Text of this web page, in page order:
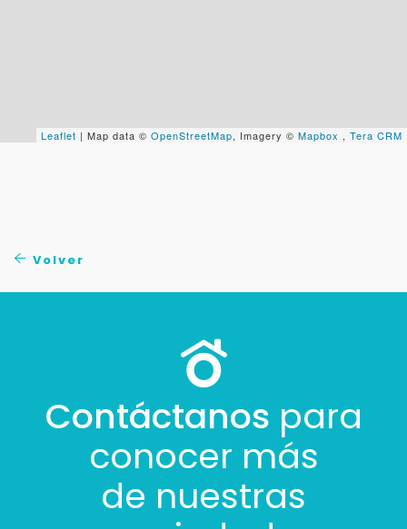
Leaflet | Map data © OpenStreetMap, Imagery © Mapbox , Tera CRM
Volver
Contáctanos para
conocer más
de nuestras
Buscamos darte la mejor experiencia.
Con estos datos podemos responderte mejor y